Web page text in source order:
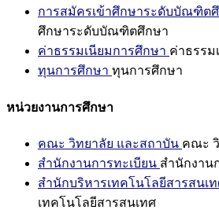
การสมัครเข้าศึกษาระดับบัณฑิต
ศึกษาระดับบัณฑิตศึกษา
ค่าธรรมเนียมการศึกษา ค่าธรรม
ทุนการศึกษา ทุนการศึกษา
หน่วยงานการศึกษา
คณะ วิทยาลัย และสถาบัน คณะ
สำนักงานการทะเบียน สำนักงาน
สำนักบริหารเทคโนโลยีสารสนเ
เทคโนโลยีสารสนเทศ